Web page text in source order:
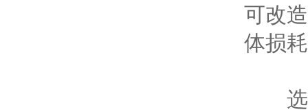
可改
体损
选型